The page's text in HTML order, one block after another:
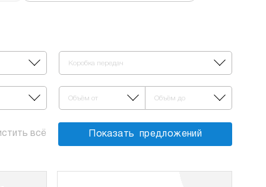
Коробка передач
Объём от Объём до
всё Показать предложений